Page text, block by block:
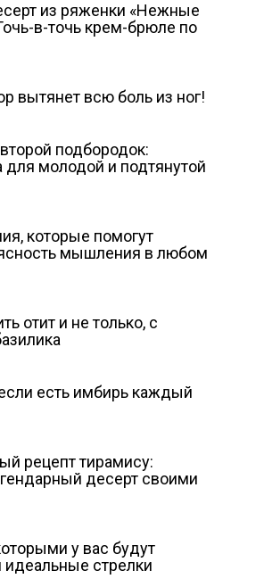
из ряженки «Нежные
в-точь крем-брюле по
вытянет всю боль из ног!
подбородок:
для молодой и подтянутой
которые помогут
мышления в любом
отит и не только, с
есть имбирь каждый
рецепт тирамису:
десерт своими
у вас будут
идеальные стрелки